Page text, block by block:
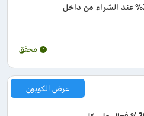
كود خصم اسوس بقيمة حتي 20% عند الشراء من داخل
محقق
عرض الكوبون